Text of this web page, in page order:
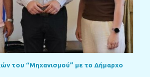
του “Μηχανισμού” με το Δήμαρχο